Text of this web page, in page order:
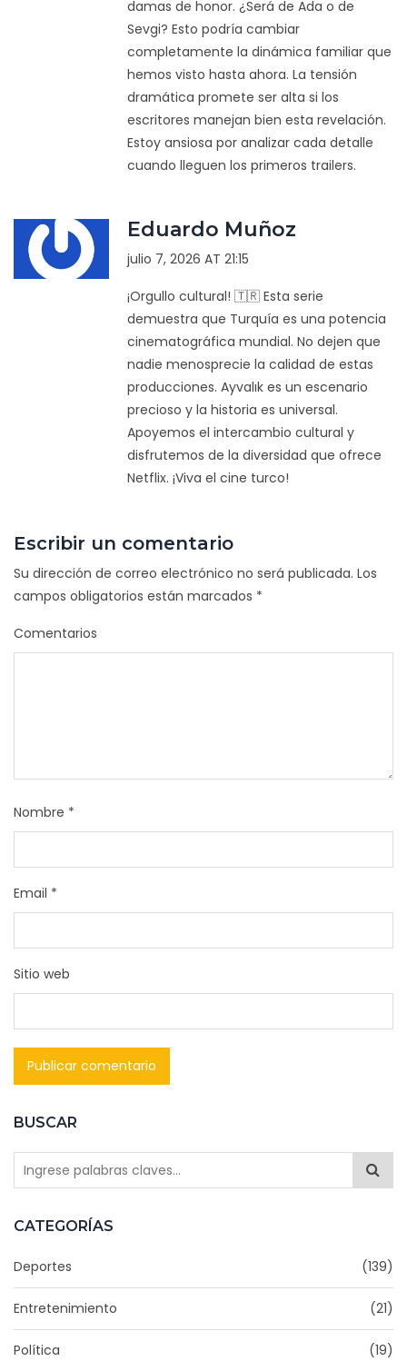
BUSCAR
CATEGORÍAS
Deportes (139)
Entretenimiento (21)
Política (19)
damas de honor. ¿Será de Ada o de
Sevgi? Esto podría cambiar
completamente la dinámica familiar que
hemos visto hasta ahora. La tensión
dramática promete ser alta si los
escritores manejan bien esta revelación.
Estoy ansiosa por analizar cada detalle
cuando lleguen los primeros trailers.
Eduardo Muñoz
julio 7, 2026 AT 21:15
¡Orgullo cultural! 🇹🇷 Esta serie
demuestra que Turquía es una potencia
cinematográfica mundial. No dejen que
nadie menosprecie la calidad de estas
producciones. Ayvalık es un escenario
precioso y la historia es universal.
Apoyemos el intercambio cultural y
disfrutemos de la diversidad que ofrece
Netflix. ¡Viva el cine turco!
Escribir un comentario
Su dirección de correo electrónico no será publicada. Los
campos obligatorios están marcados *
Comentarios
Nombre *
Email *
Sitio web